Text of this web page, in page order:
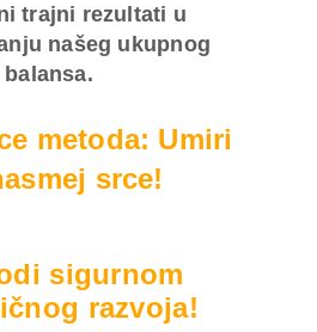
trajni rezultati u
našeg ukupnog
balansa.
metoda: Umiri
srce!
sigurnom
razvoja!